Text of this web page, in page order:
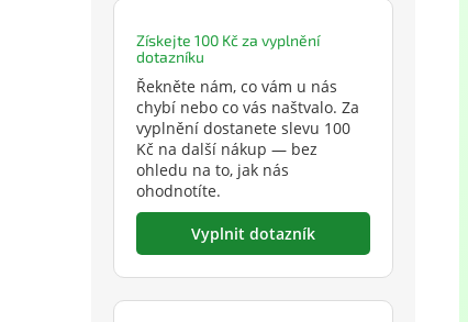
Získejte 100 Kč za vyplnění
dotazníku
Řekněte nám, co vám u nás
chybí nebo co vás naštvalo. Za
vyplnění dostanete slevu 100
Kč na další nákup — bez
ohledu na to, jak nás
ohodnotíte.
Vyplnit dotazník